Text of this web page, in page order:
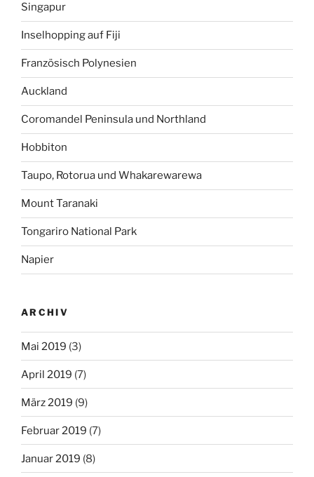
Singapur
Inselhopping auf Fiji
Französisch Polynesien
Auckland
Coromandel Peninsula und Northland
Hobbiton
Taupo, Rotorua und Whakarewarewa
Mount Taranaki
Tongariro National Park
Napier
ARCHIV
Mai 2019 (3)
April 2019 (7)
März 2019 (9)
Februar 2019 (7)
Januar 2019 (8)